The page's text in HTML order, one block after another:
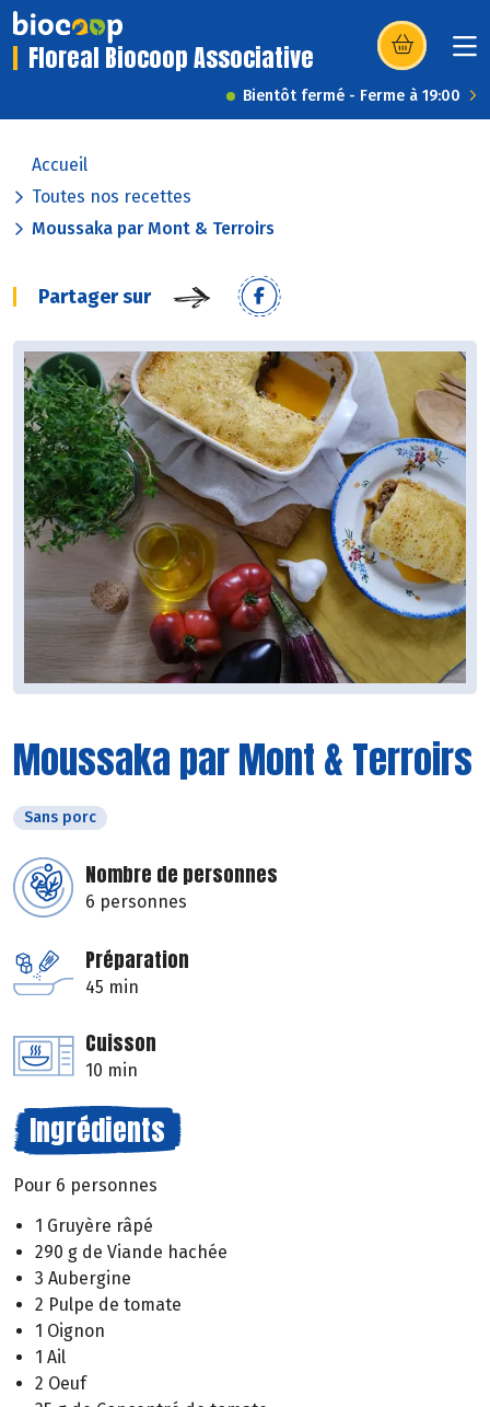
Floreal Biocoop Associative (s’ouvre dans
Bientôt fermé - Ferme à 19:00
Accueil
Toutes nos recettes
Moussaka par Mont & Terroirs
Partager sur
Moussaka par Mont & Terroirs
Sans porc
Nombre de personnes
6 personnes
Préparation
45 min
Cuisson
10 min
Ingrédients
Pour 6 personnes
1 Gruyère râpé
290 g de Viande hachée
3 Aubergine
2 Pulpe de tomate
1 Oignon
1 Ail
2 Oeuf